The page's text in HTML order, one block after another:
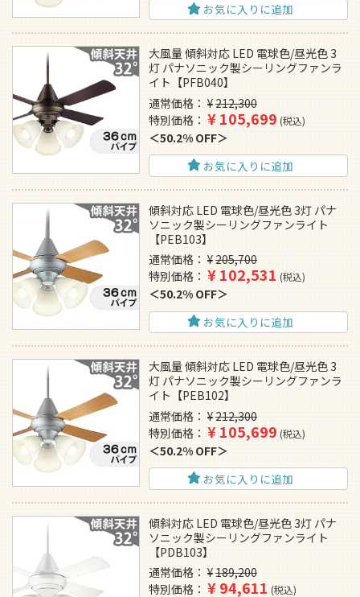
お気に入りに追加
大風量 傾斜対応 LED 電球色/昼光色 3
灯 パナソニック製シーリングファンラ
イト【PFB040】
通常価格
¥212,300
特別価格
¥105,699 税込
50.2% OFF
お気に入りに追加
傾斜対応 LED 電球色/昼光色 3灯 パナ
ソニック製シーリングファンライト
【PEB103】
通常価格
¥205,700
特別価格
¥102,531 税込
50.2% OFF
お気に入りに追加
大風量 傾斜対応 LED 電球色/昼光色 3
灯 パナソニック製シーリングファンラ
イト【PEB102】
通常価格
¥212,300
特別価格
¥105,699 税込
50.2% OFF
お気に入りに追加
傾斜対応 LED 電球色/昼光色 3灯 パナ
ソニック製シーリングファンライト
【PDB103】
通常価格
¥189,200
特別価格
¥94,611 税込